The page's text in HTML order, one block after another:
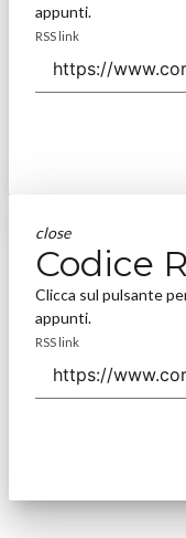
appunti.
RSS link
close
Codice
Clicca sul pulsante
appunti.
RSS link